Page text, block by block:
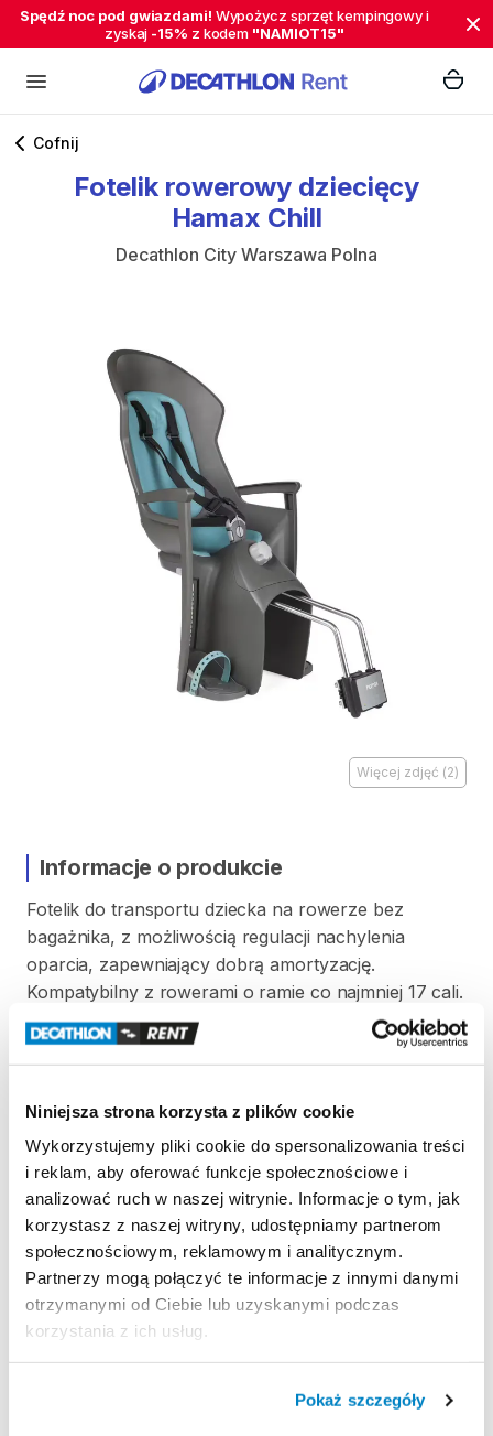
Niniejsza strona korzysta z plików cookie
Wykorzystujemy pliki cookie do spersonalizowania treści
i reklam, aby oferować funkcje społecznościowe i
analizować ruch w naszej witrynie. Informacje o tym, jak
korzystasz z naszej witryny, udostępniamy partnerom
społecznościowym, reklamowym i analitycznym.
Partnerzy mogą połączyć te informacje z innymi danymi
otrzymanymi od Ciebie lub uzyskanymi podczas
korzystania z ich usług.
Pokaż szczegóły
Spędź noc pod gwiazdami! Wypożycz sprzęt kempingowy i
zyskaj -15% z kodem "NAMIOT15"
Cofnij
Fotelik rowerowy dziecięcy
Hamax Chill
Decathlon City Warszawa Polna
Więcej zdjęć (2)
Informacje o produkcie
Fotelik do transportu dziecka na rowerze bez
bagażnika​​,​ z możliwością regulacji nachylenia
oparcia​​,​ zapewniający dobrą amortyzację.
Kompatybilny z rowerami o ramie co najmniej 17 cali.
Pasuje do rur ramy o 40 mm.
Maksymalna waga dziecka:
Zasady wypożyczenia
REGULAMIN
Regulamin wypożyczalni